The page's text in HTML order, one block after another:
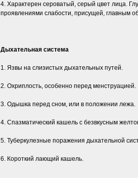
4. Характерен сероватый, серый цвет лица.
проявлениями слабости, присущей, главным
Дыхательная система
1. Язвы на слизистых дыхательных путей.
2. Охриплость, особенно перед менструацией.
3. Одышка перед сном, или в положении лежа.
4. Спазматический кашель с безвкусным
5. Туберкулезные поражения дыхательной
6. Короткий лающий кашель.